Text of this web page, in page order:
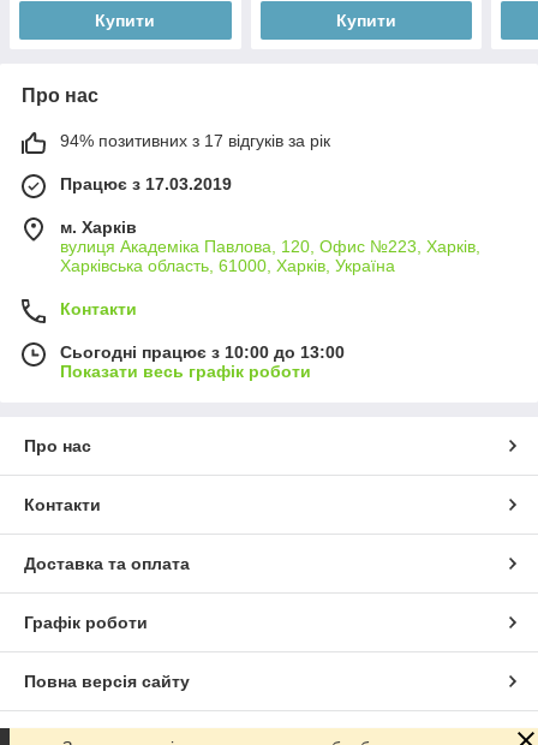
Купити Купити
Про нас
94% позитивних з 17 відгуків за рік
Працює з 17.03.2019
м. Харків
вулиця Академіка Павлова, 120, Офис №223, Харків,
Харківська область, 61000, Харків, Україна
Контакти
Сьогодні працює з 10:00 до 13:00
Показати весь графік роботи
Про нас
Контакти
Доставка та оплата
Графік роботи
Повна версія сайту
Сайт створено на маркетплейсі Prom.ua